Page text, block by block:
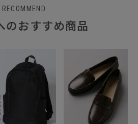
RECOMMEND
のおすすめ商品